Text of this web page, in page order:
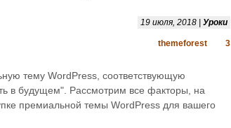
19 июля, 2018 | Уроки
themeforest 3
тему WordPress, соответствующую
в будущем". Рассмотрим все факторы, на
премиальной темы WordPress для вашего